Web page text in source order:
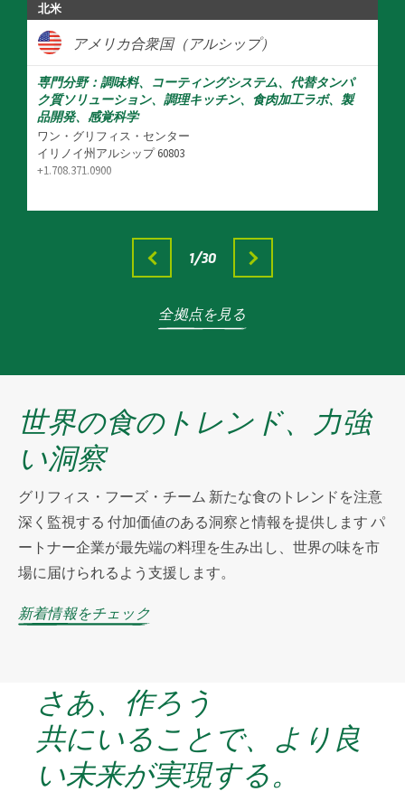
北米
アメリカ合衆国（アルシップ）
専門分野：調味料、コーティングシステム、代替タンパ
ク質ソリューション、調理キッチン、食肉加工ラボ、製
品開発、感覚科学
ワン・グリフィス・センター
イリノイ州アルシップ 60803
+1.708.371.0900
1/30
全拠点を見る
世界の食のトレンド、力強
い洞察
グリフィス・フーズ・チーム 新たな食のトレンドを注意
深く監視する 付加価値のある洞察と情報を提供します パ
ートナー企業が最先端の料理を生み出し、世界の味を市
場に届けられるよう支援します。
新着情報をチェック
さあ、作ろう
共にいることで、より良
い未来が実現する。